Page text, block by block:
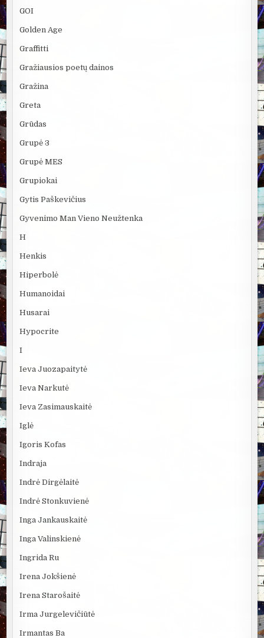
GOI
Golden Age
Graffitti
Gražiausios poetų dainos
Gražina
Greta
Grūdas
Grupė 3
Grupė MES
Grupiokai
Gytis Paškevičius
Gyvenimo Man Vieno Neužtenka
H
Henkis
Hiperbolė
Humanoidai
Husarai
Hypocrite
I
Ieva Juozapaitytė
Ieva Narkutė
Ieva Zasimauskaitė
Iglė
Igoris Kofas
Indraja
Indrė Dirgėlaitė
Indrė Stonkuvienė
Inga Jankauskaitė
Inga Valinskienė
Ingrida Ru
Irena Jokšienė
Irena Starošaitė
Irma Jurgelevičiūtė
Irmantas Ba